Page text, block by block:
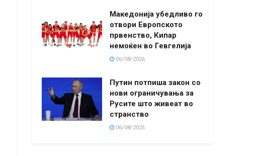
Македонија убедливо го
отвори Европското
првенство, Кипар
немоќен во Гевгелија
06/08/2026
Путин потпиша закон со
нови ограничувања за
Русите што живеат во
странство
06/08/2026